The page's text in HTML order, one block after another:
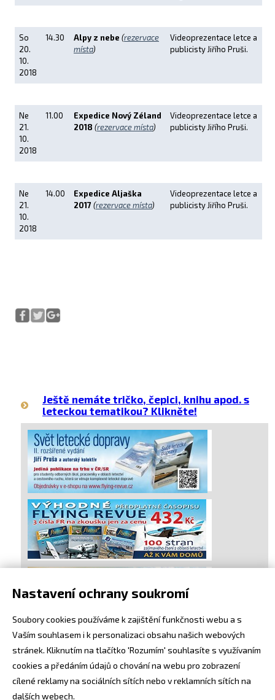
So
20.
10.
2018
14.30 Alpy z nebe (rezervace
místa)
Videoprezentace letce a
publicisty Jiřího Pruši.
Ne
21.
10.
2018
11.00
Expedice Nový Zéland
2018 (rezervace místa)
Videoprezentace letce a
publicisty Jiřího Pruši.
Ne
21.
10.
2018
14.00
Expedice Aljaška
2017 (rezervace místa)
Videoprezentace letce a
publicisty Jiřího Pruši.
Ještě nemáte tričko, čepici, knihu apod. s
leteckou tematikou? Klikněte!
Nastavení ochrany soukromí
Soubory cookies používáme k zajištění funkčnosti webu a s
Vaším souhlasem i k personalizaci obsahu našich webových
stránek. Kliknutím na tlačítko 'Rozumím' souhlasíte s využívaním
cookies a předáním údajů o chování na webu pro zobrazení
cílené reklamy na sociálních sítích nebo v reklamních sítích na
dalších webech.